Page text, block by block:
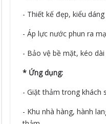
- Thiết kế đẹp, kiểu
- Áp lực nước phun ra
- Bảo vệ bề mặt, kéo
* Ứng dụng:
- Giặt thảm trong khách
- Khu nhà hàng, hành